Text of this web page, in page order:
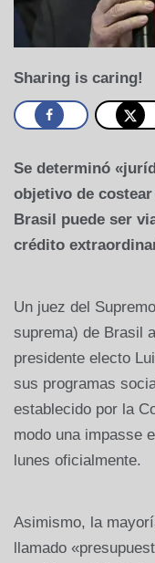
Sharing is caring!
Se determinó
objetivo de
Brasil puede ser
crédito
Un juez del
suprema) de Brasil
presidente electo
sus programas
establecido por la
modo una impasse
lunes oficialmente.
Asimismo, la
llamado